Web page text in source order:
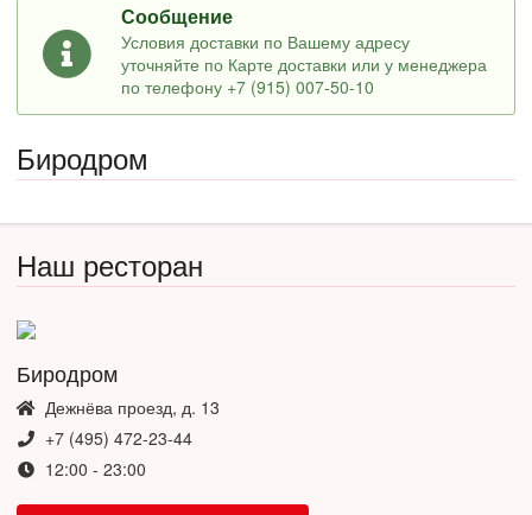
Сообщение
Условия доставки по Вашему адресу
уточняйте по Карте доставки или у менеджера
по телефону +7 (915) 007-50-10
Биродром
Наш ресторан
Биродром
Дежнёва проезд, д. 13
+7 (495) 472-23-44
12:00 - 23:00